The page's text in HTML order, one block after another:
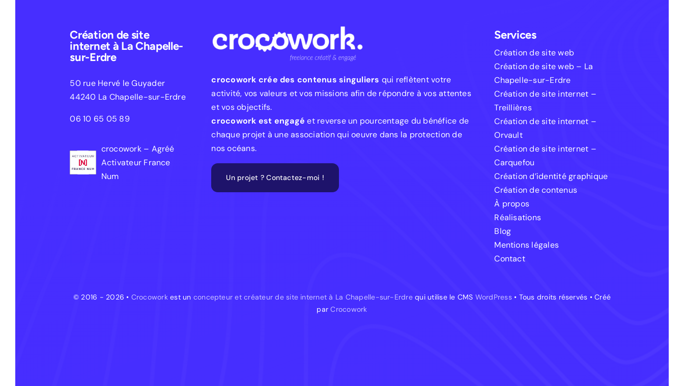
Création de site
internet à La Chapelle-
sur-Erdre
50 rue Hervé le Guyader
44240 La Chapelle-sur-Erdre
06 10 65 05 89
crocowork – Agréé
Activateur France
Num
crocowork crée des contenus singuliers qui reflètent votre
activité, vos valeurs et vos missions afin de répondre à vos attentes
et vos objectifs.
crocowork est engagé et reverse un pourcentage du bénéfice de
chaque projet à une association qui oeuvre dans la protection de
nos océans.
Un projet ? Contactez-moi !
Services
Création de site web
Création de site web – La
Chapelle-sur-Erdre
Création de site internet –
Treillières
Création de site internet –
Orvault
Création de site internet –
Carquefou
Création d’identité graphique
Création de contenus
À propos
Réalisations
Blog
Mentions légales
Contact
© 2016 - 2026 • Crocoworkest un concepteur et créateur de site internet à La Chapelle-sur-Erdrequi utilise le CMS WordPress• Tous droits réservés • Créé
parCrocowork